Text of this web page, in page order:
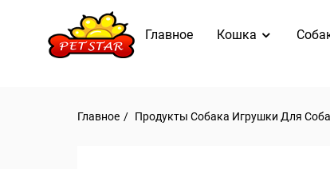
Главное Кошка
Главное Продукты Собака Игрушки Для